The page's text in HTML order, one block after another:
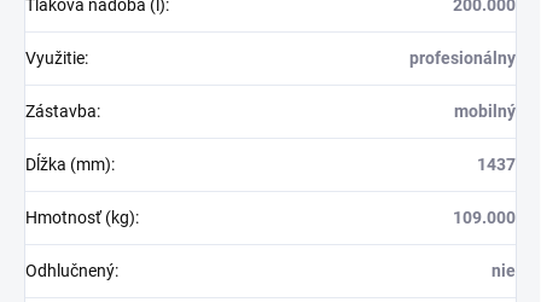
Tlaková nádoba (l): 200.000
Využitie: profesionálny
Zástavba: mobilný
Dĺžka (mm): 1437
Hmotnosť (kg): 109.000
Odhlučnený: nie